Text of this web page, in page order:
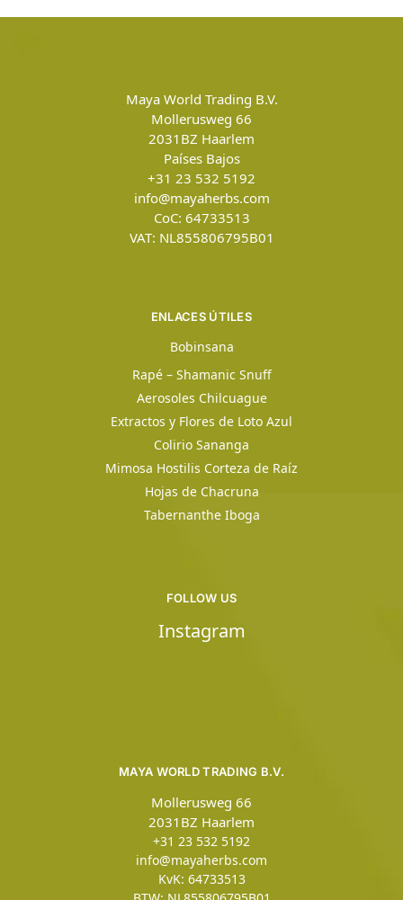
Maya World Trading B.V.
Mollerusweg 66
2031BZ Haarlem
Países Bajos
+31 23 532 5192
info@mayaherbs.com
CoC: 64733513
VAT: NL855806795B01
ENLACES ÚTILES
Bobinsana
Rapé – Shamanic Snuff
Aerosoles Chilcuague
Extractos y Flores de Loto Azul
Colirio Sananga
Mimosa Hostilis Corteza de Raíz
Hojas de Chacruna
Tabernanthe Iboga
MAYA WORLD TRADING B.V.
Mollerusweg 66
2031BZ Haarlem
+31 23 532 5192
info@mayaherbs.com
KvK: 64733513
FOLLOW US
Instagram